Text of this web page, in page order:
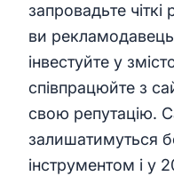
запровадьте
ви
інвестуйте у
співпрацюйте з
свою репутацію.
залишатимуться
інструментом і у